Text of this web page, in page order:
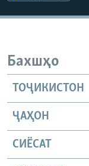
Бахшҳо
ТОҶИКИСТОН
ҶАҲОН
СИЁСАТ